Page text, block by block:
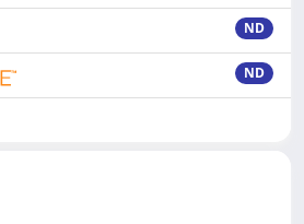
ND
ND